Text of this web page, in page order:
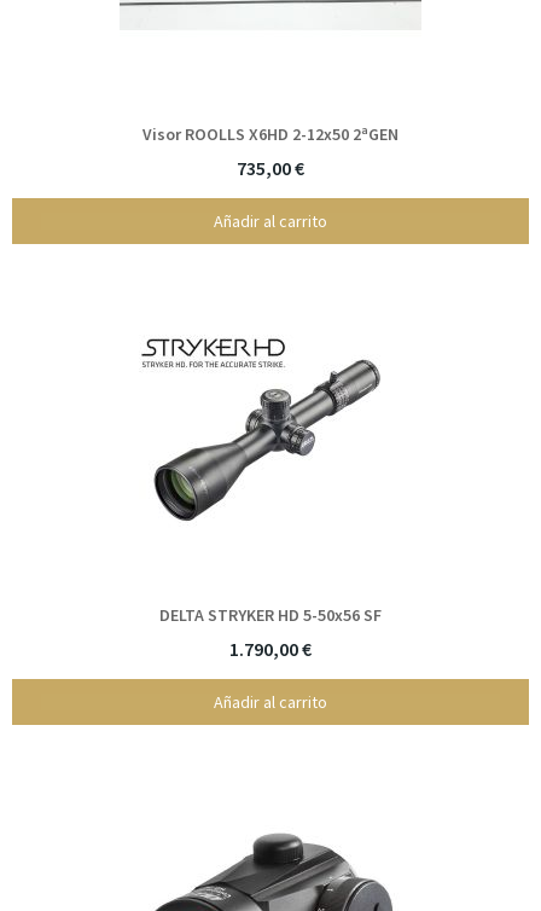
Visor ROOLLS X6HD 2-12x50 2ªGEN
735,00 €
Añadir al carrito
DELTA STRYKER HD 5-50x56 SF
1.790,00 €
Añadir al carrito